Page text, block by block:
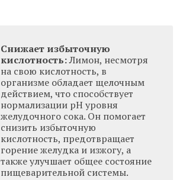
Снижает избыточную
кислотность:Лимон, несмотря
на свою кислотность, в
организме обладает щелочным
действием, что способствует
нормализации pH уровня
желудочного сока. Он помогает
снизить избыточную
кислотность, предотвращает
горение желудка и изжогу, а
также улучшает общее состояние
пищеварительной системы.